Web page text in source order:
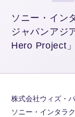
ソニー・イン
ジャパンアジ
Hero Project
株式会社ウィズ・
ソニー・インタラ